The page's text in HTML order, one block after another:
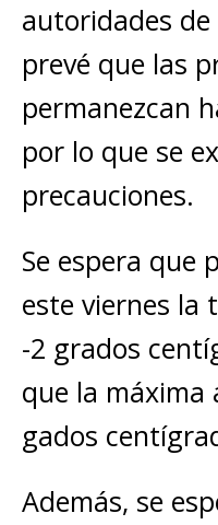
autoridades de
prevé que las
permanezcan
por lo que se
precauciones.
Se espera que
este viernes la
-2 grados
que la máxima
gados
Además, se